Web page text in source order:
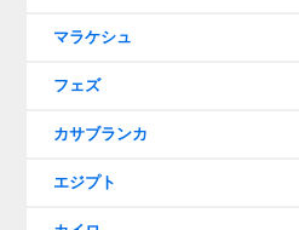
マラケシュ
フェズ
カサブランカ
エジプト